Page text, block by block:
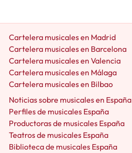
Cartelera musicales en Madrid
Cartelera musicales en Barcelona
Cartelera musicales en Valencia
Cartelera musicales en Málaga
Cartelera musicales en Bilbao
Noticias sobre musicales en España
Perfiles de musicales España
Productoras de musicales España
Teatros de musicales España
Biblioteca de musicales España